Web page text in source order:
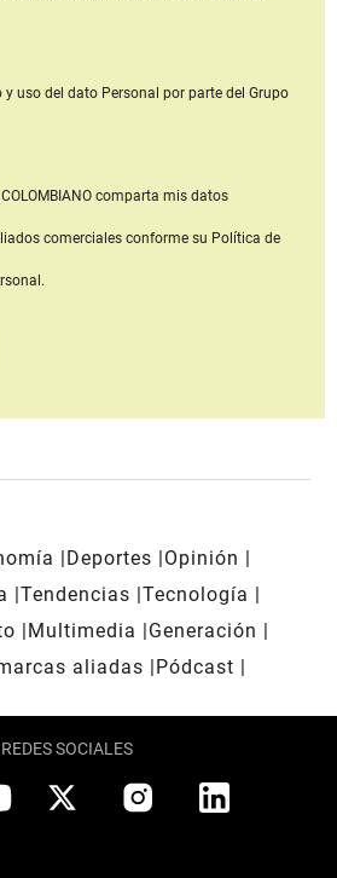
uso del dato Personal por parte del Grupo
comparta mis datos
comerciales conforme su Política de
Deportes
Opinión
Tendencias Tecnología
Multimedia
Generación
aliadas
Pódcast
REDES SOCIALES